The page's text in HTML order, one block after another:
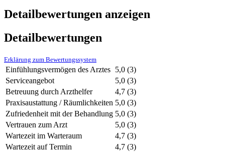
Detailbewertungen anzeigen
Detailbewertungen
Erklärung zum Bewertungssystem
Einfühlungsvermögen des Arztes 5,0 (3)
Serviceangebot
5,0 (3)
Betreuung durch Arzthelfer
4,7 (3)
Praxisaustattung / Räumlichkeiten 5,0 (3)
Zufriedenheit mit der Behandlung 5,0 (3)
Vertrauen zum Arzt
5,0 (3)
Wartezeit im Warteraum
4,7 (3)
Wartezeit auf Termin
4,7 (3)